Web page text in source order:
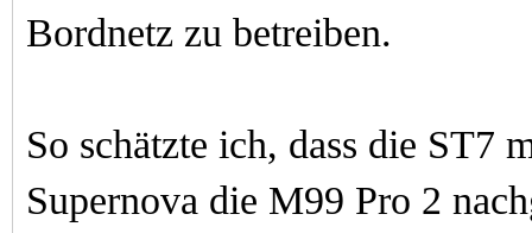
Bordnetz zu betreiben.
So schätzte ich, dass die ST7
Supernova die M99 Pro 2